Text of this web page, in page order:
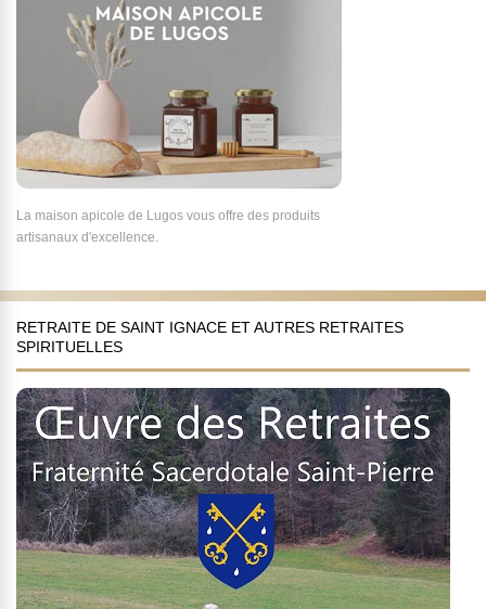
La maison apicole de Lugos vous offre des produits
artisanaux d'excellence.
RETRAITE DE SAINT IGNACE ET AUTRES RETRAITES
SPIRITUELLES